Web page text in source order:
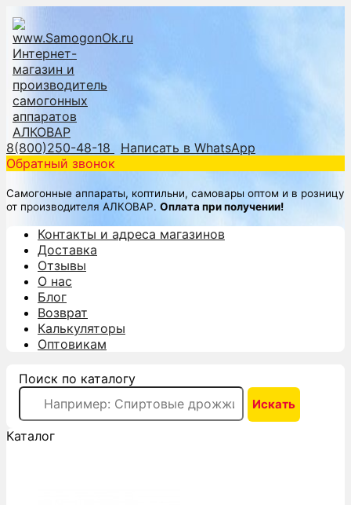
8(800)250-48-18
Написать в WhatsApp
Обратный звонок
Самогонные аппараты, коптильни, самовары оптом и в розницу
от производителя АЛКОВАР. Оплата при получении!
Контакты и адреса магазинов
Доставка
Отзывы
О нас
Блог
Возврат
Калькуляторы
Оптовикам
Поиск по каталогу
Каталог